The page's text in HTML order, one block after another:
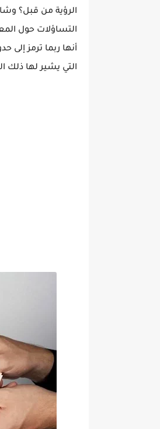
الرؤية من قبل؟
التساؤلات حول
أنها ربما ترمز
التي يشير لها ذلك